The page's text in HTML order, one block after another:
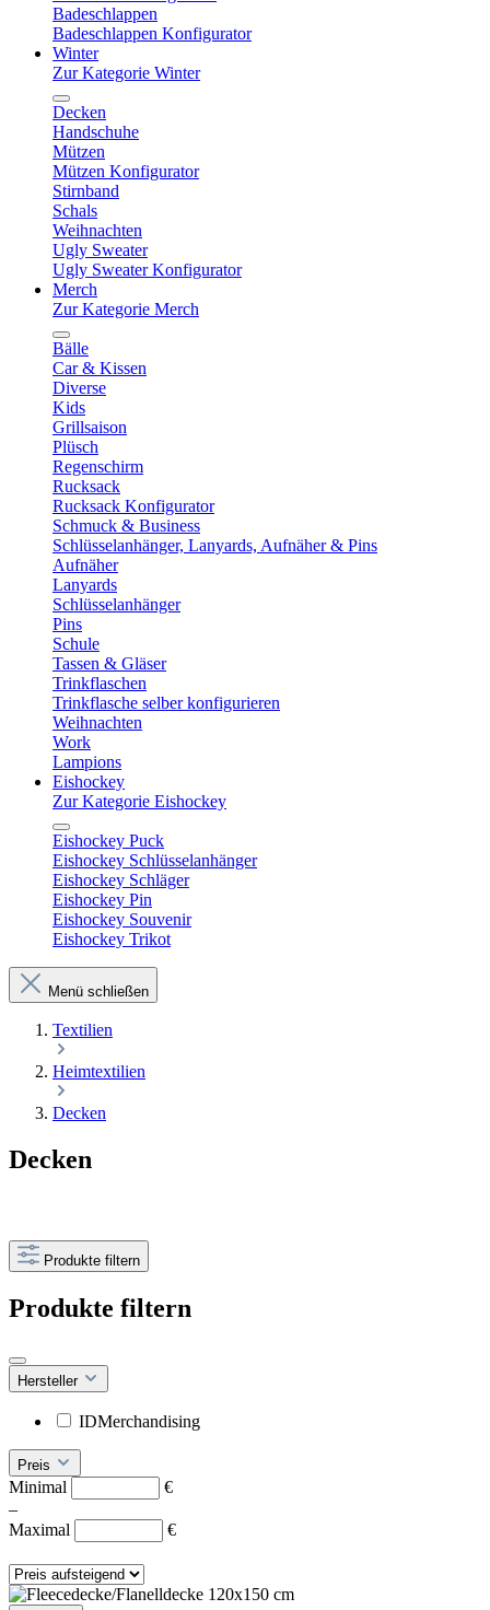
Badeschlappen
Badeschlappen Konfigurator
Winter
Zur Kategorie Winter
Decken
Handschuhe
Mützen
Mützen Konfigurator
Stirnband
Schals
Weihnachten
Ugly Sweater
Ugly Sweater Konfigurator
Merch
Zur Kategorie Merch
Bälle
Car & Kissen
Diverse
Kids
Grillsaison
Plüsch
Regenschirm
Rucksack
Rucksack Konfigurator
Schmuck & Business
Schlüsselanhänger, Lanyards, Aufnäher & Pins
Aufnäher
Lanyards
Schlüsselanhänger
Pins
Schule
Tassen & Gläser
Trinkflaschen
Trinkflasche selber konfigurieren
Weihnachten
Work
Lampions
Eishockey
Zur Kategorie Eishockey
Eishockey Puck
Eishockey Schlüsselanhänger
Eishockey Schläger
Eishockey Pin
Eishockey Souvenir
Eishockey Trikot
Menü schließen
Textilien
Heimtextilien
Decken
Decken
Produkte filtern
Produkte filtern
Hersteller
IDMerchandising
Preis
Minimal
€
–
Maximal
€